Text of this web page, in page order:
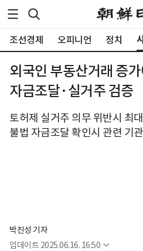
조선경제 오피니언 정치
외국인 부동산거래 증
자금조달·실거주 검증
토허제 실거주 의무 위반시 최
불법 자금조달 확인시 관련 기
박진성 기자
업데이트 2025.06.16. 16:50